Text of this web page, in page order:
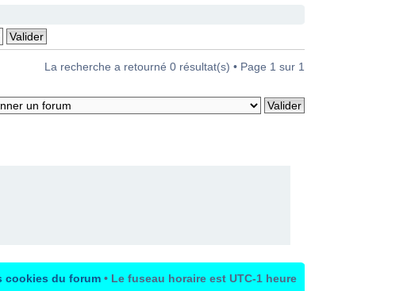
La recherche a retourné 0 résultat(s) • Page 1 sur 1
cookies du forum• Le fuseau horaire est UTC-1 heure